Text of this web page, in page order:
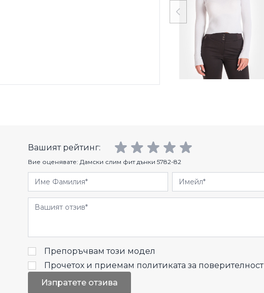
Вашият рейтинг:
Вие оценявате: Дамски слим фит дънки 5782-82
Име Фамилия Имейл
Отзиви
Препоръчвам този модел
Прочетох и приемам политиката за поверителност
Изпратете отзива